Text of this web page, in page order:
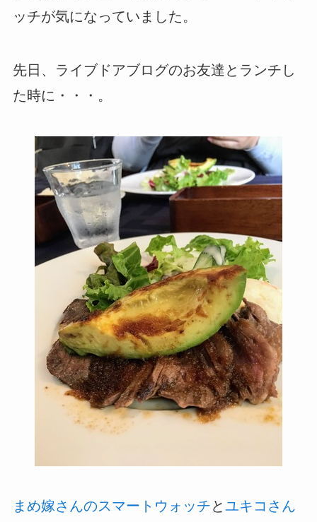
ッチが気になっていました。
先日、ライブドアブログのお友達とランチし
た時に・・・。
まめ嫁さんのスマートウォッチとユキコさん